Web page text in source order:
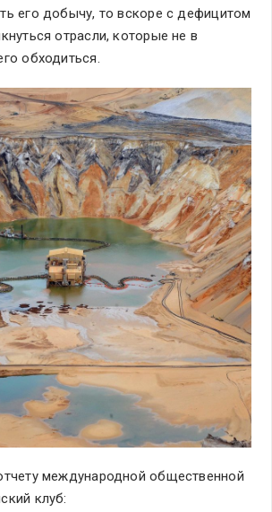
его добычу, то вскоре с дефицитом
отрасли, которые не в
обходиться.
международной общественной
клуб: